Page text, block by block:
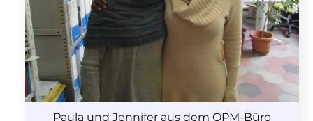
Paula und Jennifer aus dem OPM-Büro